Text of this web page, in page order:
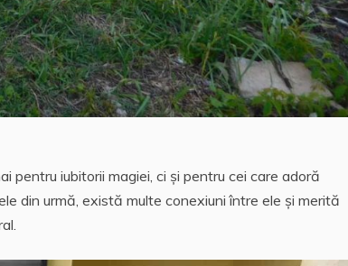
pentru iubitorii magiei, ci și pentru cei care adoră
din urmă, există multe conexiuni între ele și merită